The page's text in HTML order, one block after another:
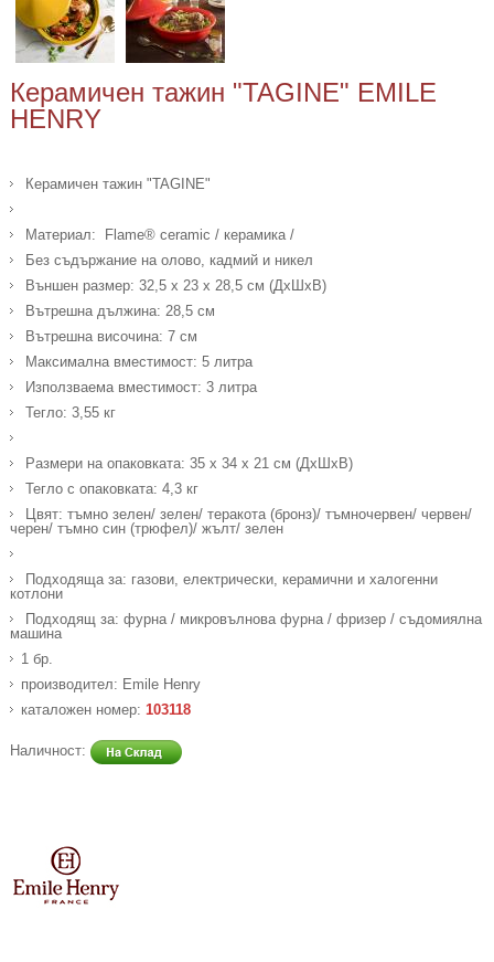
Керамичен тажин "TAGINE" EMILE
HENRY
Керамичен тажин "TAGINE"
Материал: Flame® ceramic / керамика /
Без съдържание на олово, кадмий и никел
Външен размер: 32,5 х 23 х 28,5 см (ДхШхВ)
Вътрешна дължина: 28,5 см
Вътрешна височина: 7 см
Максимална вместимост: 5 литра
Използваема вместимост: 3 литра
Тегло: 3,55 кг
Размери на опаковката: 35 х 34 х 21 см (ДхШхВ)
Тегло с опаковката: 4,3 кг
Цвят: тъмно зелен/ зелен/ теракота (бронз)/ тъмночервен/ червен/
черен/ тъмно син (трюфел)/ жълт/ зелен
Подходяща за: газови, електрически, керамични и халогенни
котлони
Подходящ за: фурна / микровълнова фурна / фризер / съдомиялна
машина
1 бр.
производител: Emile Henry
каталожен номер: 103118
Наличност: